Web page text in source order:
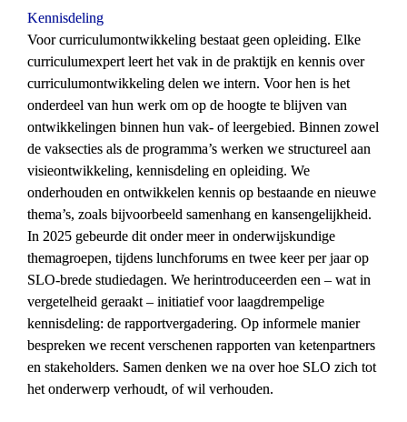
Kennisdeling
Voor curriculumontwikkeling bestaat geen opleiding. Elke
curriculumexpert leert het vak in de praktijk en kennis over
curriculumontwikkeling delen we intern. Voor hen is het
onderdeel van hun werk om op de hoogte te blijven van
ontwikkelingen binnen hun vak- of leergebied. Binnen zowel
de vaksecties als de programma’s werken we structureel aan
visieontwikkeling, kennisdeling en opleiding. We
onderhouden en ontwikkelen kennis op bestaande en nieuwe
thema’s, zoals bijvoorbeeld samenhang en kansengelijkheid.
In 2025 gebeurde dit onder meer in onderwijskundige
themagroepen, tijdens lunchforums en twee keer per jaar op
SLO-brede studiedagen. We herintroduceerden een – wat in
vergetelheid geraakt – initiatief voor laagdrempelige
kennisdeling: de rapportvergadering. Op informele manier
bespreken we recent verschenen rapporten van ketenpartners
en stakeholders. Samen denken we na over hoe SLO zich tot
het onderwerp verhoudt, of wil verhouden.